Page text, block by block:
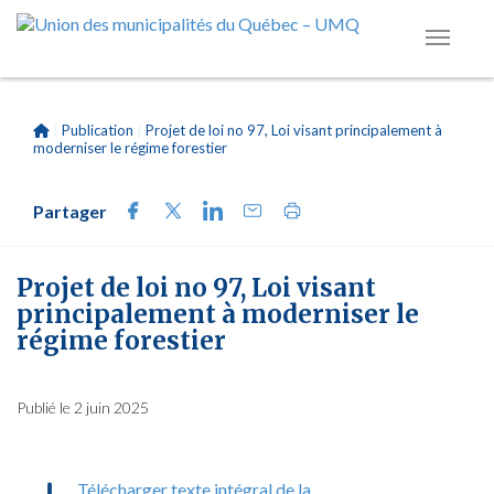
Publication
Projet de loi no 97, Loi visant principalement à
moderniser le régime forestier
Partager
Projet de loi no 97, Loi visant
principalement à moderniser le
régime forestier
Publié le 2 juin 2025
Télécharger texte intégral de la